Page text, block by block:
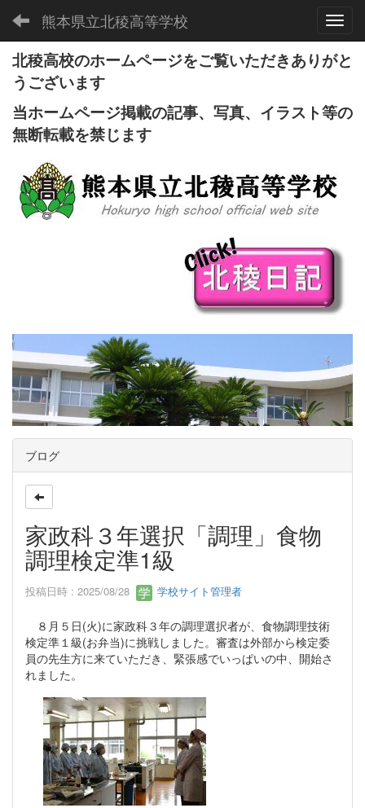
熊本県立北稜高等学校
北稜高校のホームページをご覧いただきありがと
うございます
当ホームページ掲載の記事、写真、イラスト等の
無断転載を禁じます
ブログ
家政科３年選択「調理」食物
調理検定準1級
投稿日時 : 2025/08/28 学校サイト管理者
８月５日(火)に家政科３年の調理選択者が、食物調理技術
検定準１級(お弁当)に挑戦しました。審査は外部から検定委
員の先生方に来ていただき、緊張感でいっぱいの中、開始さ
れました。